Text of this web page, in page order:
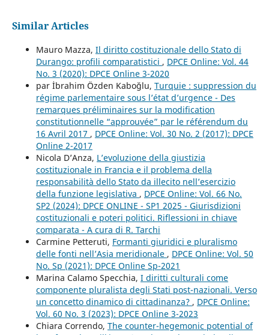
Similar Articles
Mauro Mazza, Il diritto costituzionale dello Stato di
Durango: profili comparatistici , DPCE Online: Vol. 44
No. 3 (2020): DPCE Online 3-2020
par İbrahim Özden Kaboğlu, Turquie : suppression du
régime parlementaire sous l’état d’urgence - Des
remarques préliminaires sur la modification
constitutionnelle “approuvée” par le référendum du
16 Avril 2017 , DPCE Online: Vol. 30 No. 2 (2017): DPCE
Online 2-2017
Nicola D’Anza, L’evoluzione della giustizia
costituzionale in Francia e il problema della
responsabilità dello Stato da illecito nell’esercizio
della funzione legislativa , DPCE Online: Vol. 66 No.
SP2 (2024): DPCE ONLINE - SP1 2025 - Giurisdizioni
costituzionali e poteri politici. Riflessioni in chiave
comparata - A cura di R. Tarchi
Carmine Petteruti, Formanti giuridici e pluralismo
delle fonti nell’Asia meridionale , DPCE Online: Vol. 50
No. Sp (2021): DPCE Online Sp-2021
Marina Calamo Specchia, I diritti culturali come
componente pluralista degli Stati post-nazionali. Verso
un concetto dinamico di cittadinanza? , DPCE Online:
Vol. 60 No. 3 (2023): DPCE Online 3-2023
Chiara Correndo, The counter-hegemonic potential of